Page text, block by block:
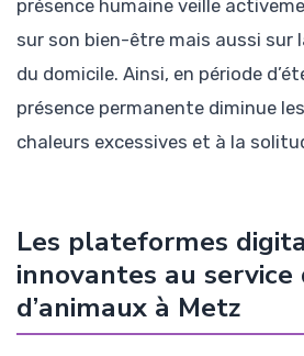
présence humaine veille
sur son bien-être mais aussi sur
du domicile. Ainsi, en période
présence permanente diminue
chaleurs excessives et à la
Les plateformes
innovantes au
d’animaux à Metz